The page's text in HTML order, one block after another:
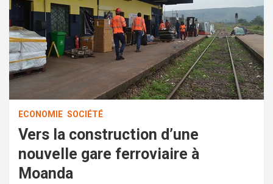
ECONOMIE SOCIÉTÉ
Vers la construction d’une
nouvelle gare ferroviaire à
Moanda